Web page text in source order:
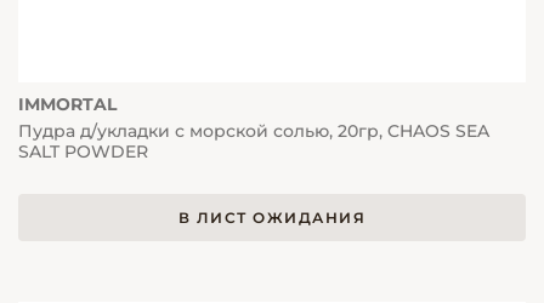
IMMORTAL
Пудра д/укладки с морской солью, 20гр, CHAOS SEA
SALT POWDER
В ЛИСТ ОЖИДАНИЯ